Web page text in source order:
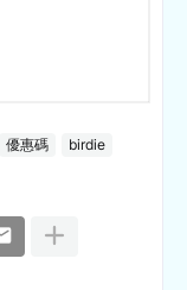
優惠碼
birdie